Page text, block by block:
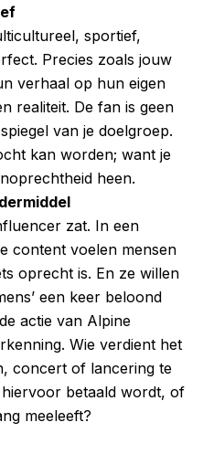
sportief,
Precies zoals jouw
verhaal op hun eigen
realiteit. De fan is geen
van je doelgroep.
kan worden; want je
heen.
zat. In een
content voelen mensen
oprecht is. En ze willen
een keer beloond
actie van Alpine
Wie verdient het
concert of lancering te
betaald wordt, of
meeleeft?